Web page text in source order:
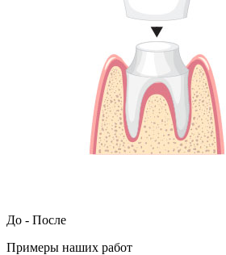
До - После
Примеры наших работ